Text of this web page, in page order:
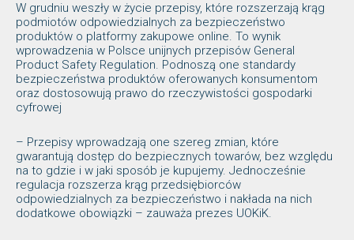
W grudniu weszły w życie przepisy, które rozszerzają krąg
podmiotów odpowiedzialnych za bezpieczeństwo
produktów o platformy zakupowe online. To wynik
wprowadzenia w Polsce unijnych przepisów General
Product Safety Regulation. Podnoszą one standardy
bezpieczeństwa produktów oferowanych konsumentom
oraz dostosowują prawo do rzeczywistości gospodarki
cyfrowej
– Przepisy wprowadzają one szereg zmian, które
gwarantują dostęp do bezpiecznych towarów, bez względu
na to gdzie i w jaki sposób je kupujemy. Jednocześnie
regulacja rozszerza krąg przedsiębiorców
odpowiedzialnych za bezpieczeństwo i nakłada na nich
dodatkowe obowiązki – zauważa prezes UOKiK.